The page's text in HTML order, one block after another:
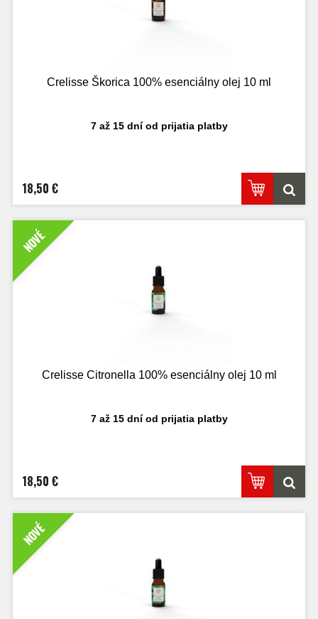
Crelisse Škorica 100% esenciálny olej 10 ml
7 až 15 dní od prijatia platby
18,50 €
NOVÉ
Crelisse Citronella 100% esenciálny olej 10 ml
7 až 15 dní od prijatia platby
18,50 €
NOVÉ